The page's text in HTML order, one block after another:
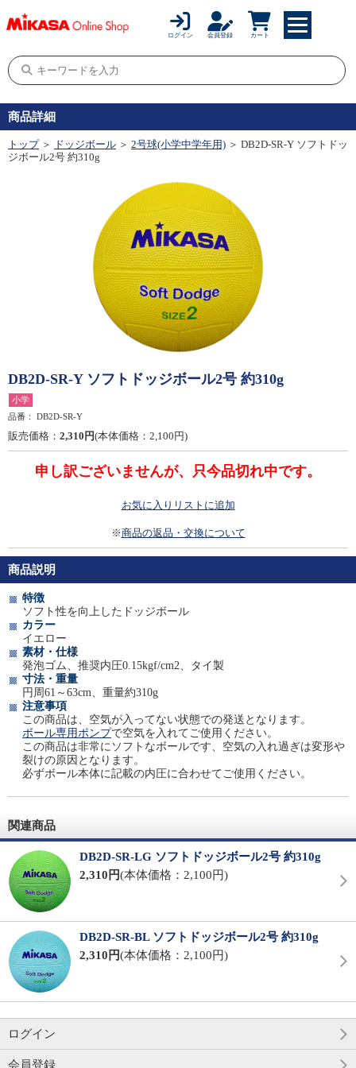
ログイン 会員登録 カート
商品詳細
トップ ＞ ドッジボール ＞ 2号球(小学中学年用) ＞ DB2D-SR-Y ソフトドッ
ジボール2号 約310g
DB2D-SR-Y ソフトドッジボール2号 約310g
小学
品番：
DB2D-SR-Y
販売価格： 2,310円(本体価格：2,100円)
申し訳ございませんが、只今品切れ中です。
お気に入りリストに追加
※商品の返品・交換について
商品説明
特徴
ソフト性を向上したドッジボール
カラー
イエロー
素材・仕様
発泡ゴム、推奨内圧0.15kgf/cm2、タイ製
寸法・重量
円周61～63cm、重量約310g
注意事項
この商品は、空気が入ってない状態での発送となります。
ボール専用ポンプで空気を入れてご使用ください。
この商品は非常にソフトなボールです、空気の入れ過ぎは変形や
裂けの原因となります。
必ずボール本体に記載の内圧に合わせてご使用ください。
関連商品
DB2D-SR-LG ソフトドッジボール2号 約310g
2,310円(本体価格：2,100円)
DB2D-SR-BL ソフトドッジボール2号 約310g
2,310円(本体価格：2,100円)
ログイン
会員登録